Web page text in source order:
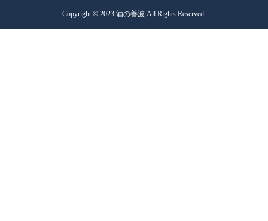
Copyright © 2023 酒の善波 All Rights Reserved.